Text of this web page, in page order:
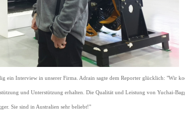
ein Interview in unserer Firma. Adrain sagte dem Reporter glücklich: "Wir
und Unterstützung erhalten. Die Qualität und Leistung von Yuchai-
Sie sind in Australien sehr beliebt!"